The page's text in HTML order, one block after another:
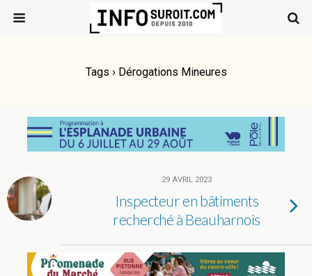
Tags › Dérogations Mineures
29 AVRIL 2023
Inspecteur en bâtiments
recherché à Beauharnois